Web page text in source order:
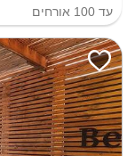
עד 100 אורחים